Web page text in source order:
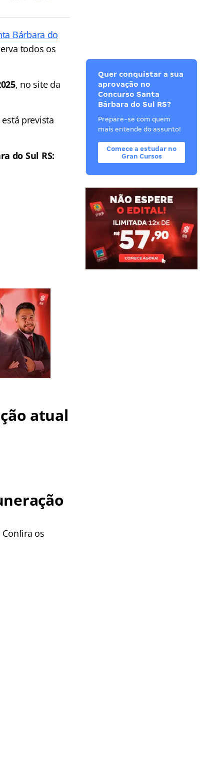
Bárbara do
todos os
, no site da
prevista
do Sul RS:
atual
Confira os
Quer conquistar a sua
aprovação no
Concurso Santa
Bárbara do Sul RS?
Prepare-se com quem
mais entende do assunto!
Comece a estudar no
Gran Cursos